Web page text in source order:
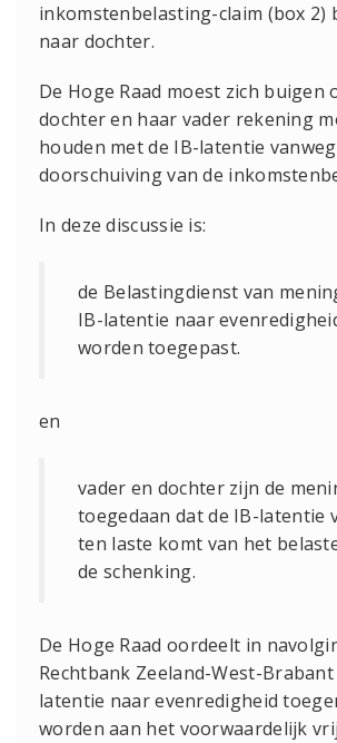
inkomstenbelasting-claim (box 2)
naar dochter.
De Hoge Raad moest zich buigen
dochter en haar vader rekening
houden met de IB-latentie
doorschuiving van de
In deze discussie is:
de Belastingdienst van
IB-latentie naar
worden toegepast.
en
vader en dochter zijn de
toegedaan dat de IB-latentie
ten laste komt van het
de schenking.
De Hoge Raad oordeelt in
Rechtbank Zeeland-West-
latentie naar evenredigheid
worden aan het voorwaardelijk